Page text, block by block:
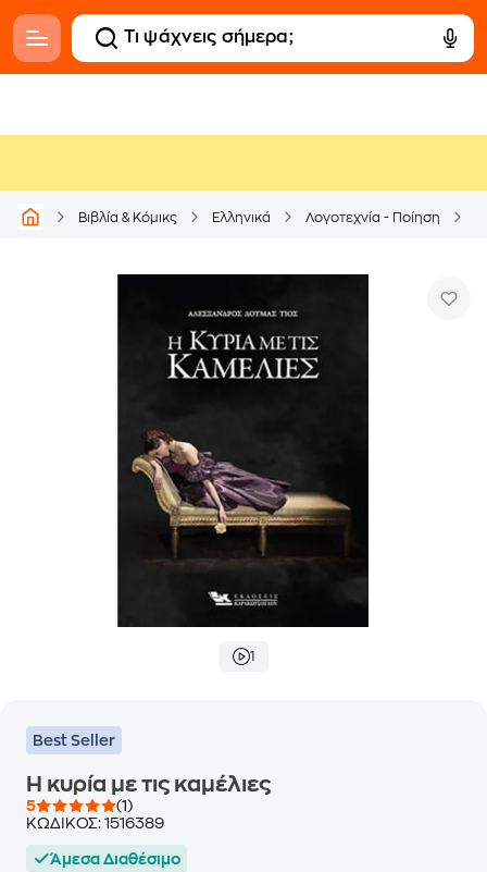
Βιβλία & Κόμικς Ελληνικά Λογοτεχνία - Ποίηση
1
Best Seller
H κυρία με τις καμέλιες
5
(1)
ΚΩΔΙΚΟΣ: 1516389
Άμεσα Διαθέσιμο